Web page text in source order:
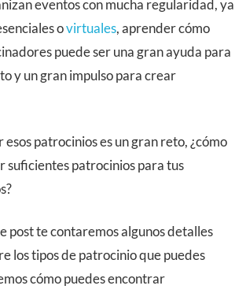
eventos con mucha regularidad, ya
ovirtuales, aprender cómo
puede ser una gran ayuda para
y un gran impulso para crear
esos patrocinios es un gran reto, ¿cómo
suficientes patrocinios para tus
post te contaremos algunos detalles
los tipos de patrocinio que puedes
cómo puedes encontrar